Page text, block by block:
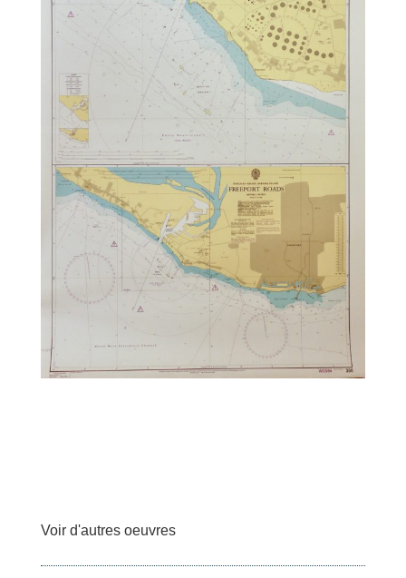
Voir d'autres oeuvres